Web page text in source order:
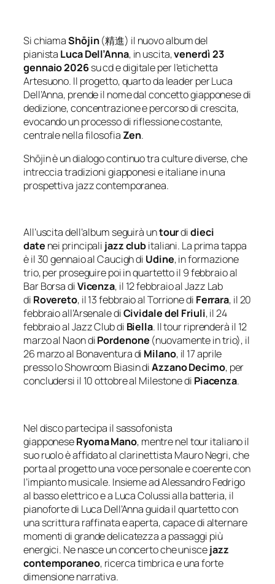
Si chiamaShōjin(精進) il nuovo album del
pianista Luca Dell’Anna, in uscita,venerdì 23
gennaio 2026su cd e digitale per l’etichetta
Artesuono. Il progetto, quarto da leader per Luca
Dell’Anna, prende il nome dal concetto giapponese di
dedizione, concentrazione e percorso di crescita,
evocando un processo di riflessione costante,
centrale nella filosofia Zen.
Shōjinè un dialogo continuo tra culture diverse, che
intreccia tradizioni giapponesi e italiane in una
prospettiva jazz contemporanea.
All’uscita dell’album seguirà untourdidieci
date nei principali jazz clubitaliani. La prima tappa
è il 30 gennaio al Caucigh di Udine, in formazione
trio, per proseguire poi in quartetto il 9 febbraio al
Bar Borsa diVicenza, il 12 febbraio al Jazz Lab
di Rovereto, il 13 febbraio al Torrione di Ferrara, il 20
febbraio all’Arsenale diCividale del Friuli, il 24
febbraio al Jazz Club di Biella. Il tour riprenderà il 12
marzo al Naon diPordenone (nuovamente in trio), il
26 marzo al Bonaventura di Milano, il 17 aprile
presso lo Showroom Biasin diAzzano Decimo, per
concludersi il 10 ottobre al Milestone di Piacenza.
Nel disco partecipa il sassofonista
giapponeseRyoma Mano, mentre nel tour italiano il
suo ruolo è affidato al clarinettista Mauro Negri, che
porta al progetto una voce personale e coerente con
l’impianto musicale. Insieme ad Alessandro Fedrigo
al basso elettrico e a Luca Colussi alla batteria, il
pianoforte di Luca Dell’Anna guida il quartetto con
una scrittura raffinata e aperta, capace di alternare
momenti di grande delicatezza a passaggi più
energici. Ne nasce un concerto che uniscejazz
contemporaneo, ricerca timbrica e una forte
dimensione narrativa.